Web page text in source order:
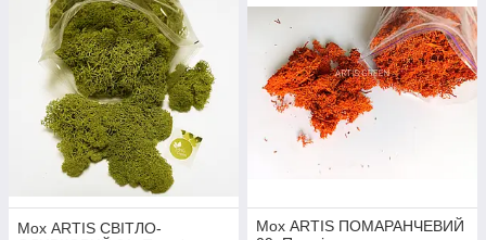
Мох ARTIS СВІТЛО-
Мох ARTIS ПОМАРАНЧЕВИЙ